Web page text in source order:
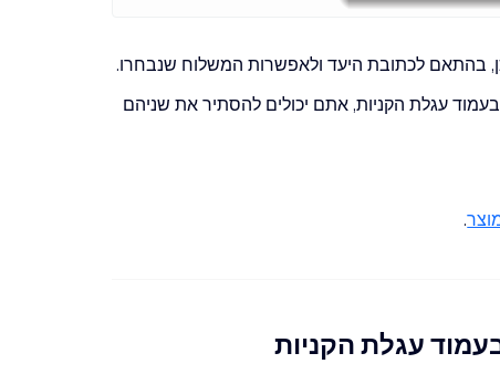
בהתאם לכתובת היעד ולאפשרות המשלוח שנבחרו.
עגלת הקניות, אתם יכולים להסתיר את שניהם
.
עגלת הקניות